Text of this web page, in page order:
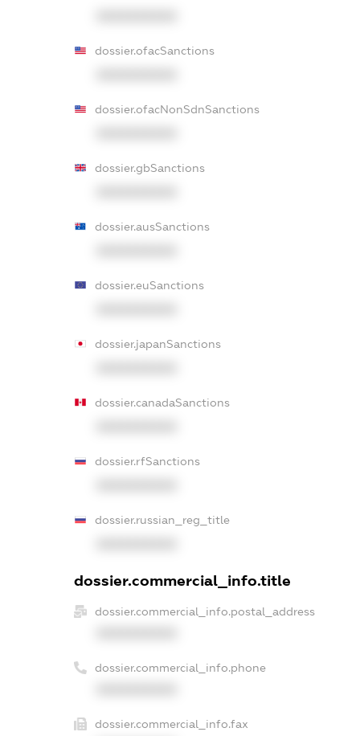
dossier.ofacSanctions
dossier.ofacNonSdnSanctions
dossier.gbSanctions
dossier.ausSanctions
dossier.euSanctions
dossier.japanSanctions
dossier.canadaSanctions
dossier.rfSanctions
dossier.russian_reg_title
dossier.commercial_info.title
dossier.commercial_info.postal_address
dossier.commercial_info.phone
dossier.commercial_info.fax